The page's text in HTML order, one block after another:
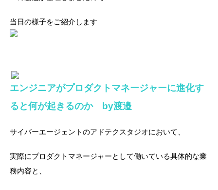
当日の様子をご紹介します
エンジニアがプロダクトマネージャーに進化す
ると何が起きるのか by渡邉
サイバーエージェントのアドテクスタジオにおいて、
実際にプロダクトマネージャーとして働いている具体的な業
務内容と、